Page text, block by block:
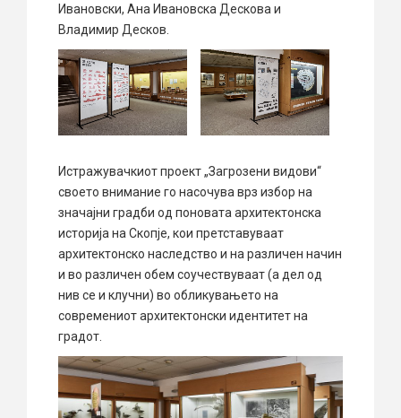
Ивановски, Ана Ивановска Дескова и
Владимир Десков.
Истражувачкиот проект „Загрозени видови“
своето внимание го насочува врз избор на
значајни градби од поновата архитектонска
историја на Скопје, кои претставуваат
архитектонско наследство и на различен начин
и во различен обем соучествуваат (а дел од
нив се и клучни) во обликувањето на
современиот архитектонски идентитет на
градот.